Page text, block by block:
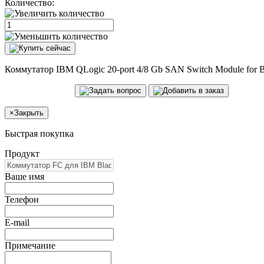
Количество:
Коммутатор IBM QLogic 20-port 4/8 Gb SAN Switch Module for
×Закрыть
Быстрая покупка
Продукт
Ваше имя
Телефон
E-mail
Примечание